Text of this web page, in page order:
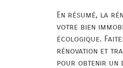
En résumé, la
votre bien
écologique.
rénovation et
pour obtenir un